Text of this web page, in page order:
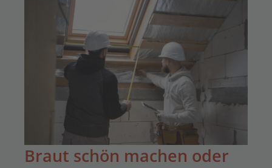
Braut schön machen oder